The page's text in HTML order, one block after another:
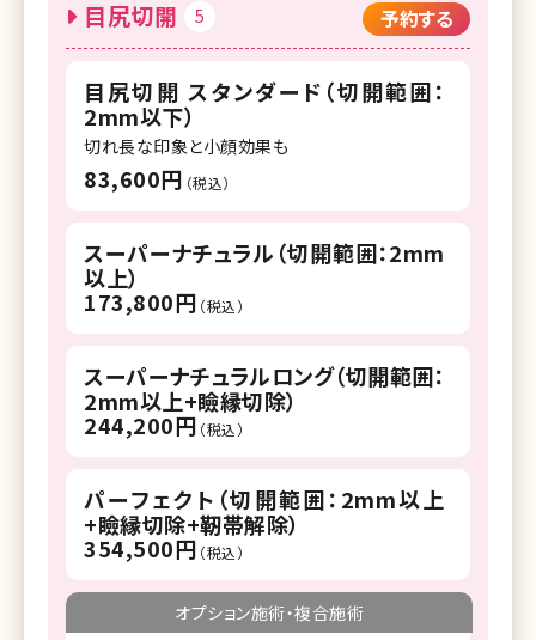
目尻切開 5 予約する
目尻切開 スタンダード（切開範囲：
2mm以下）
切れ長な印象と小顔効果も
83,600円 （税込）
スーパーナチュラル（切開範囲：2mm
以上）
173,800円 （税込）
スーパーナチュラルロング（切開範囲：
2mm以上+瞼縁切除）
244,200円 （税込）
パーフェクト（切開範囲：2mm以上
+瞼縁切除+靭帯解除）
354,500円 （税込）
オプション施術・複合施術